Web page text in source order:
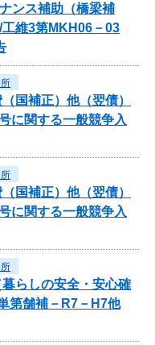
ンス補助（橋梁補
維3第MKH06－03
国補正）他（翌債）
に関する一般競争入
国補正）他（翌債）
に関する一般競争入
暮らしの安全・安心確
第舗補－R7－H7他